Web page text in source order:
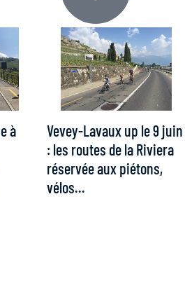
à
Vevey-Lavaux up le 9 juin
: les routes de la Riviera
réservée aux piétons,
vélos…